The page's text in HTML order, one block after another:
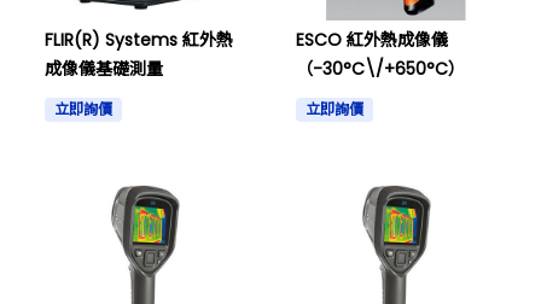
FLIR(R) Systems 紅外熱
成像儀基礎測量
立即詢價
ESCO 紅外熱成像儀
（-30°C\/+650°C）
立即詢價